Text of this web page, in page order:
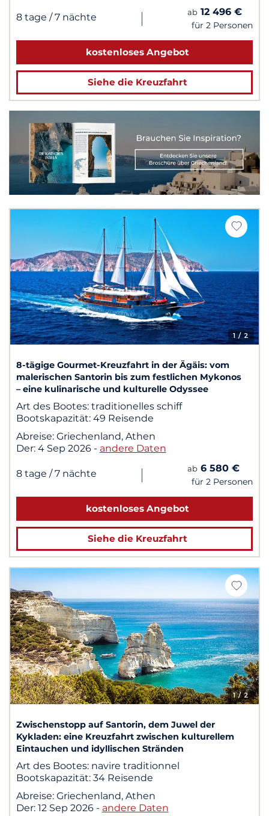
8 tage / 7 nächte | ab 12 496 €
für 2 Personen
kostenloses Angebot
Siehe die Kreuzfahrt
1/ 2
8-tägige Gourmet-Kreuzfahrt in der Ägäis: vom
malerischen Santorin bis zum festlichen Mykonos
– eine kulinarische und kulturelle Odyssee
Art des Bootes: traditionelles schiff
Bootskapazität: 49 Reisende
Abreise: Griechenland, Athen
Der: 4 Sep 2026 - andere Daten
8 tage / 7 nächte | ab 6 580 €
für 2 Personen
kostenloses Angebot
Siehe die Kreuzfahrt
1/ 2
Zwischenstopp auf Santorin, dem Juwel der
Kykladen: eine Kreuzfahrt zwischen kulturellem
Eintauchen und idyllischen Stränden
Art des Bootes: navire traditionnel
Bootskapazität: 34 Reisende
Abreise: Griechenland, Athen
Der: 12 Sep 2026 - andere Daten